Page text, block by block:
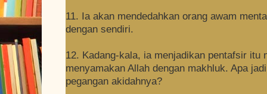
11. Ia akan mendedahkan orang awam
dengan sendiri.
12. Kadang-kala, ia menjadikan pentafsir itu
menyamakan Allah dengan makhluk. Apa
pegangan akidahnya?